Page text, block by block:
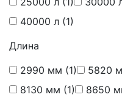
40000 л (1)
Длина
2990 мм (1) 5820
8130 мм (1) 8650